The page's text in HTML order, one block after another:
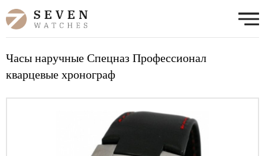
Часы наручные Спецназ Профессионал
кварцевые хронограф